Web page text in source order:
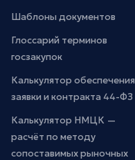
Шаблоны документов
Глоссарий терминов
госзакупок
Калькулятор обеспечения
заявки и контракта 44-ФЗ
Калькулятор НМЦК —
расчёт по методу
сопоставимых рыночных